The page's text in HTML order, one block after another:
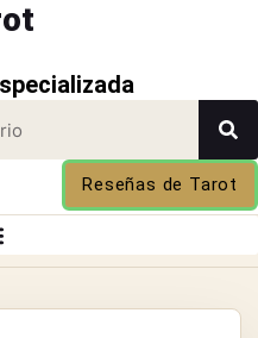
Reseñas de Tarot